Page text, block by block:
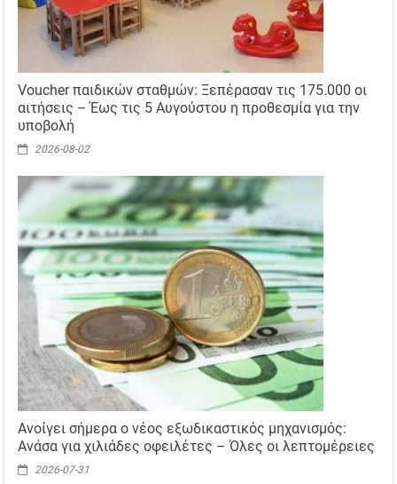
Voucher παιδικών σταθμών: Ξεπέρασαν τις 175.000 οι
αιτήσεις – Έως τις 5 Αυγούστου η προθεσμία για την
υποβολή
2026-08-02
Ανοίγει σήμερα ο νέος εξωδικαστικός μηχανισμός:
Ανάσα για χιλιάδες οφειλέτες – Όλες οι λεπτομέρειες
2026-07-31